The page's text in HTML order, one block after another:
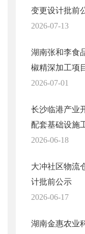
变更设计批前
2026-07-13
湖南张和李食
椒精深加工项
2026-07-01
长沙临港产业
配套基础设
2026-06-18
大冲社区物流
计批前公示
2026-06-17
湖南金惠农业